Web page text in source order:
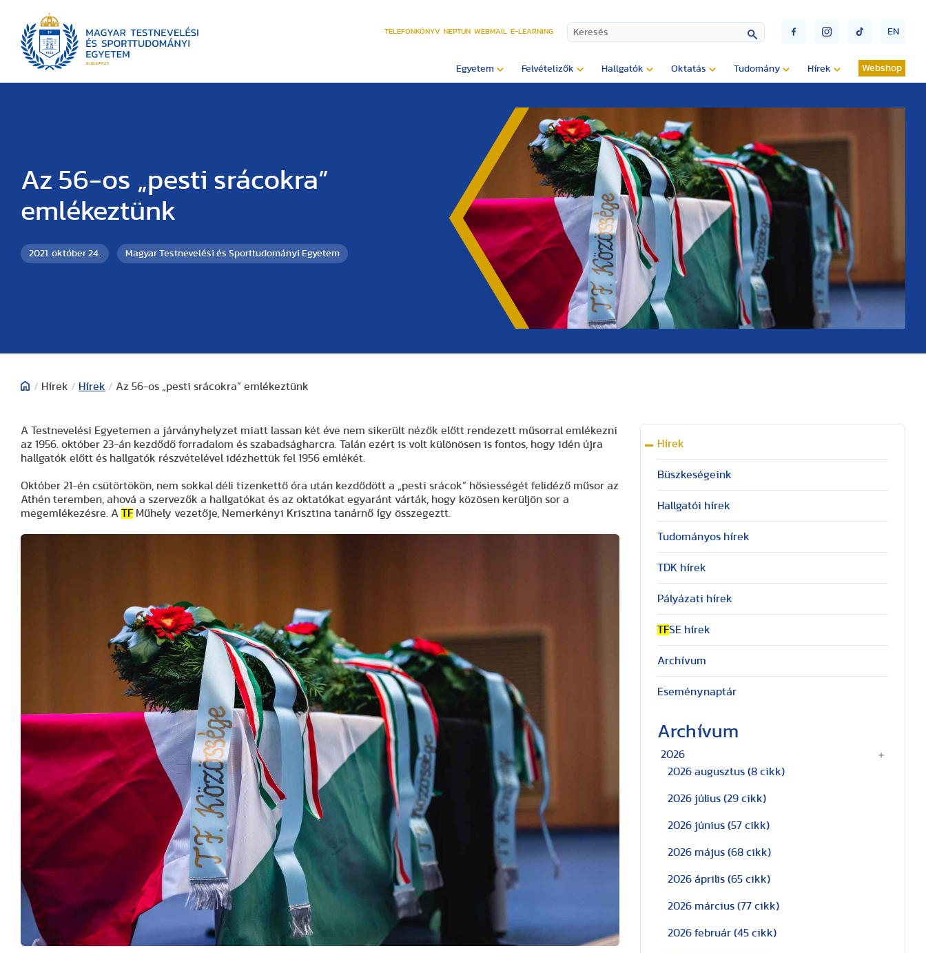
TELEFONKÖNYV NEPTUN WEBMAIL E-LEARNING EN
Egyetem Felvételizők Hallgatók Oktatás Tudomány Hírek Webshop
Az 56-os „pesti srácokra”
emlékeztünk
2021. október 24. Magyar Testnevelési és Sporttudományi Egyetem
/ Hírek / Hírek / Az 56-os „pesti srácokra” emlékeztünk
A Testnevelési Egyetemen a járványhelyzet miatt lassan két éve nem sikerült nézők előtt rendezett műsorral emlékezni
az 1956. október 23-án kezdődő forradalom és szabadságharcra. Talán ezért is volt különösen is fontos, hogy idén újra
hallgatók előtt és hallgatók részvételével idézhettük fel 1956 emlékét.
Október 21-én csütörtökön, nem sokkal déli tizenkettő óra után kezdődött a „pesti srácok” hősiességét felidéző műsor az
Athén teremben, ahová a szervezők a hallgatókat és az oktatókat egyaránt várták, hogy közösen kerüljön sor a
megemlékezésre. A TF Műhely vezetője, Nemerkényi Krisztina tanárnő így összegeztt.
Hírek
Büszkeségeink
Hallgatói hírek
Tudományos hírek
TDK hírek
Pályázati hírek
TFSE hírek
Archívum
Eseménynaptár
Archívum
2026
2026 augusztus (8 cikk)
2026 július (29 cikk)
2026 június (57 cikk)
2026 május (68 cikk)
2026 április (65 cikk)
2026 március (77 cikk)
2026 február (45 cikk)